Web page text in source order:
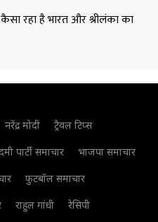
रहा है भारत और श्रीलंका का
नरेंद्र मोदी
ट्रैवल टिप्स
पार्टी समाचार
भाजपा समाचार
फुटबॉल समाचार
राहुल गांधी
रेसिपी